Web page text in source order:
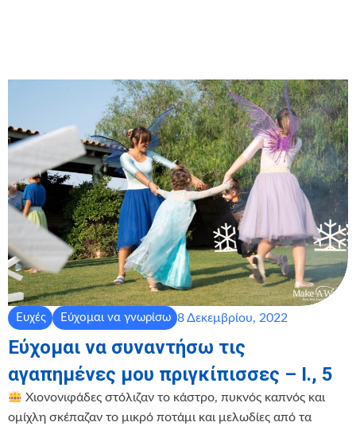
Ευχές Εύχομαι να γνωρίσω 8 Δεκεμβρίου, 2022
Εύχομαι να συναντήσω τις
αγαπημένες μου πριγκίπισσες – Ι., 5
Χιονονιφάδες στόλιζαν το κάστρο, πυκνός καπνός και
ομίχλη σκέπαζαν το μικρό ποτάμι και μελωδίες από τα